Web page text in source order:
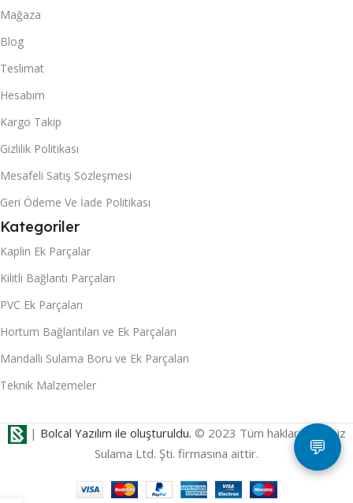
Mağaza
Blog
Teslimat
Hesabım
Kargo Takip
Gizlilik Politikası
Mesafeli Satış Sözleşmesi
Geri Ödeme Ve İade Politikası
Kategoriler
Kaplin Ek Parçalar
Kilitli Bağlantı Parçaları
PVC Ek Parçaları
Hortum Bağlantıları ve Ek Parçaları
Mandallı Sulama Boru ve Ek Parçaları
Teknik Malzemeler
| Bolcal Yazılım ile oluşturuldu. © 2023 Tüm hakları Akdeniz
Sulama Ltd. Şti. firmasına aittir.
💬